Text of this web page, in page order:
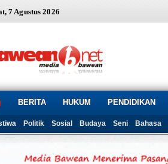
7 Agustus 2026
BERITA HUKUM PENDIDIKAN
Politik Sosial Budaya Seni Bahasa